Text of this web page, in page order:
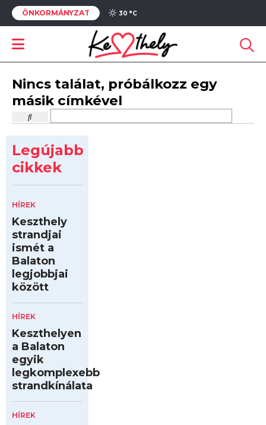
ÖNKORMÁNYZAT 30 °C
Nincs találat, próbálkozz egy
másik címkével
Legújabb
cikkek
HÍREK
Keszthely
strandjai
ismét a
Balaton
legjobbjai
között
HÍREK
Keszthelyen
a Balaton
egyik
legkomplexebb
strandkínálata
HÍREK